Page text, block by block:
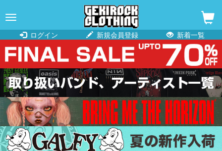
navigation
ログイン
新規会員登録 新着一覧